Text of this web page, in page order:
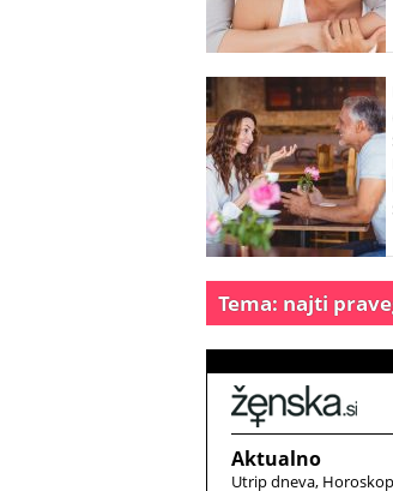
Tema: najti
Aktualno
Utrip dneva Horoskop